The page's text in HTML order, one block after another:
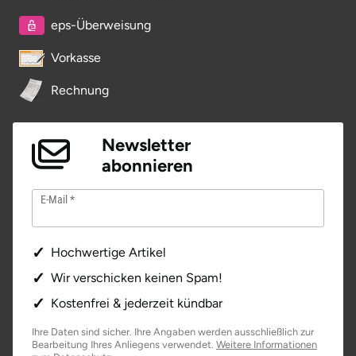
eps-Überweisung
Vorkasse
Rechnung
Newsletter
abonnieren
E-Mail
Hochwertige Artikel
Wir verschicken keinen Spam!
Kostenfrei & jederzeit kündbar
Ihre Daten sind sicher. Ihre Angaben werden ausschließlich zur
Bearbeitung Ihres Anliegens verwendet. Weitere Informationen
Tegernsee
Uckermark
Uelzen
Usedom